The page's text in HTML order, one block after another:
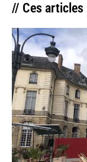
// Ces articles